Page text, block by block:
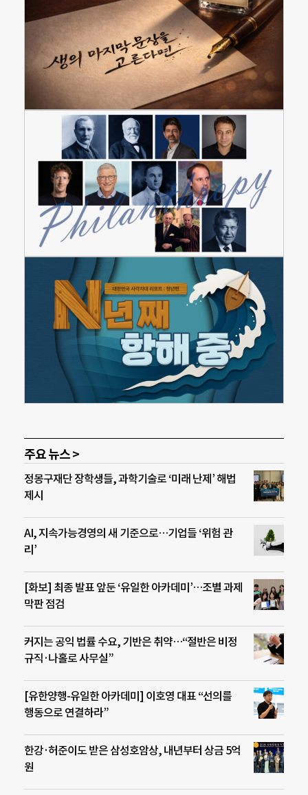
주요 뉴스 >
정몽구재단 장학생들, 과학기술로 ‘미래 난제’ 해법
제시
AI, 지속가능경영의 새 기준으로…기업들 ‘위험 관
리’
[화보] 최종 발표 앞둔 ‘유일한 아카데미’…조별 과제
막판 점검
커지는 공익 법률 수요, 기반은 취약…“절반은 비정
규직·나홀로 사무실”
[유한양행-유일한 아카데미] 이호영 대표 “선의를
행동으로 연결하라”
한강·허준이도 받은 삼성호암상, 내년부터 상금 5억
원